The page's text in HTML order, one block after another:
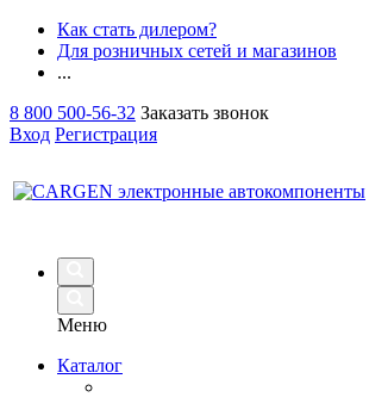
Как стать дилером?
Для розничных сетей и магазинов
...
8 800 500-56-32 Заказать звонок
Вход Регистрация
Меню
Каталог